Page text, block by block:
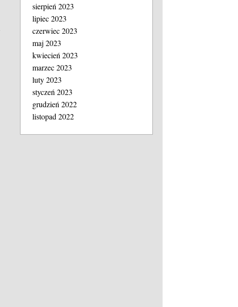
sierpień 2023
lipiec 2023
czerwiec 2023
maj 2023
kwiecień 2023
marzec 2023
luty 2023
styczeń 2023
grudzień 2022
listopad 2022